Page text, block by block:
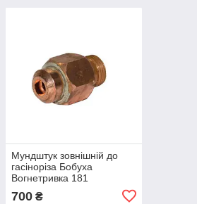
Мундштук зовнішній до
гасіноріза Бобуха
Вогнетривка 181
700 ₴